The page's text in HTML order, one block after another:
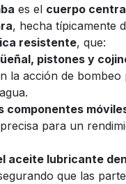
es el cuerpo
, hecha típicamente
resistente, que:
pistones y
la acción de
componentes
para un
aceite lubricante
que las